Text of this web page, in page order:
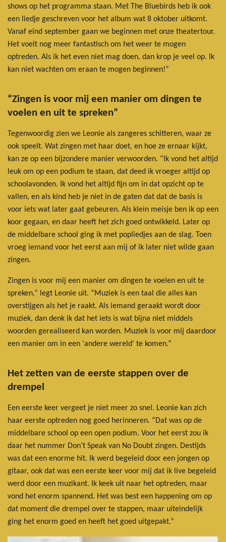
shows op het programma staan. Met The Bluebirds heb ik ook
een liedje geschreven voor het album wat 8 oktober uitkomt.
Vanaf eind september gaan we beginnen met onze theatertour.
Het voelt nog meer fantastisch om het weer te mogen
optreden. Als ik het even niet mag doen, dan krop je veel op. Ik
kan niet wachten om eraan te mogen beginnen!”
“Zingen is voor mij een manier om dingen te
voelen en uit te spreken”
Tegenwoordig zien we Leonie als zangeres schitteren, waar ze
ook speelt. Wat zingen met haar doet, en hoe ze ernaar kijkt,
kan ze op een bijzondere manier verwoorden. “Ik vond het altijd
leuk om op een podium te staan, dat deed ik vroeger altijd op
schoolavonden. Ik vond het altijd fijn om in dat opzicht op te
vallen, en als kind heb je niet in de gaten dat dat de basis is
voor iets wat later gaat gebeuren. Als klein meisje ben ik op een
koor gegaan, en daar heeft het zich goed ontwikkeld. Later op
de middelbare school ging ik met popliedjes aan de slag. Toen
vroeg iemand voor het eerst aan mij of ik later niet wilde gaan
zingen.
Zingen is voor mij een manier om dingen te voelen en uit te
spreken,” legt Leonie uit. “Muziek is een taal die alles kan
overstijgen als het je raakt. Als iemand geraakt wordt door
muziek, dan denk ik dat het iets is wat bijna niet middels
woorden gerealiseerd kan worden. Muziek is voor mij daardoor
een manier om in een ‘andere wereld’ te komen.”
Het zetten van de eerste stappen over de
drempel
Een eerste keer vergeet je niet meer zo snel. Leonie kan zich
haar eerste optreden nog goed herinneren. “Dat was op de
middelbare school op een open podium. Voor het eerst zou ik
daar het nummer Don’t Speak van No Doubt zingen. Destijds
was dat een enorme hit. Ik werd begeleid door een jongen op
gitaar, ook dat was een eerste keer voor mij dat ik live begeleid
werd door een muzikant. Ik keek uit naar het optreden, maar
vond het enorm spannend. Het was best een happening om op
dat moment die drempel over te stappen, maar uiteindelijk
ging het enorm goed en heeft het goed uitgepakt.”